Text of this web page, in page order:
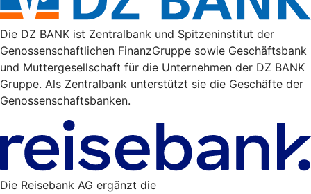
Die DZ BANK ist Zentralbank und Spitzeninstitut der
Genossenschaftlichen FinanzGruppe sowie Geschäftsbank
und Muttergesellschaft für die Unternehmen der DZ BANK
Gruppe. Als Zentralbank unterstützt sie die Geschäfte der
Genossenschaftsbanken.
Die Reisebank AG ergänzt die